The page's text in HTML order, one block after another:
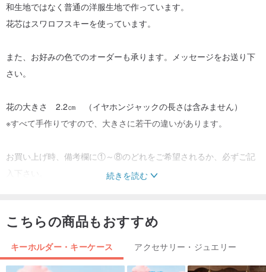
和生地ではなく普通の洋服生地で作っています。
花芯はスワロフスキーを使っています。
また、お好みの色でのオーダーも承ります。メッセージをお送り下
さい。
花の大きさ 2.2㎝ （イヤホンジャックの長さは含みません）
※すべて手作りですので、大きさに若干の違いがあります。
お買い上げ時、備考欄に①～⑧のどれをご希望されるか、必ずご記
入下さい。
手にとって下さる方の笑顔が一番の喜びです♪
サイズ：上記参照
続きを読む
こちらの商品もおすすめ
キーホルダー・キーケース アクセサリー・ジュエリー